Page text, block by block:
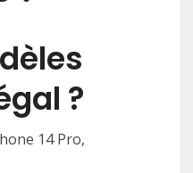
?
14 Pro,